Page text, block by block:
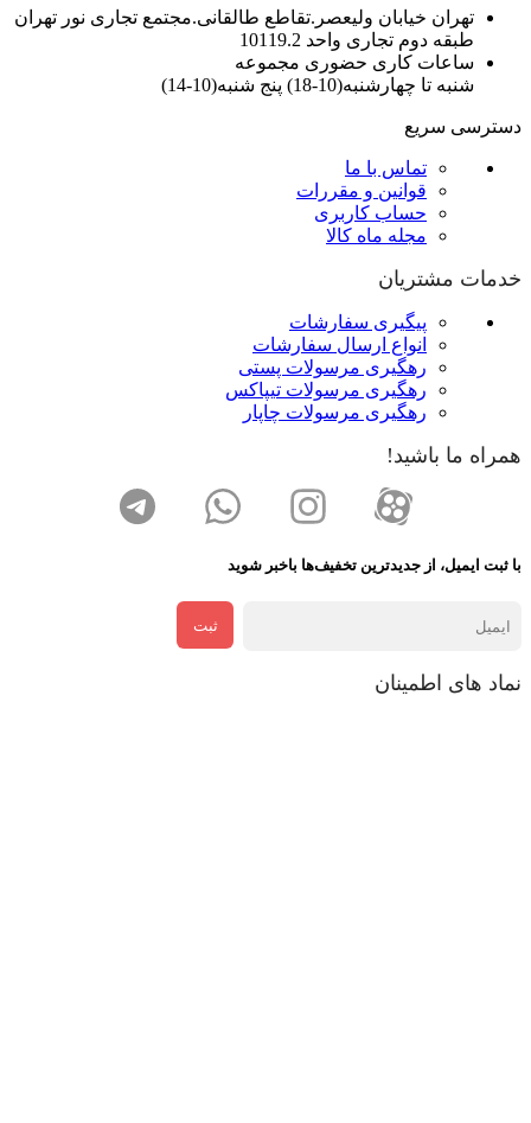
تهران خیابان ولیعصر.تقاطع طالقانی.مجتمع تجاری نور تهران
طبقه دوم تجاری واحد 10119.2
ساعات کاری حضوری مجموعه
شنبه تا چهارشنبه(10-18) پنج شنبه(10-14)
دسترسی سریع
تماس با ما
قوانین و مقررات
حساب کاربری
مجله ماه کالا
خدمات مشتریان
پیگیری سفارشات
انواع ارسال سفارشات
رهگیری مرسولات پستی
رهگیری مرسولات تیپاکس
رهگیری مرسولات چاپار
همراه ما باشید!
با ثبت ایمیل، از جدید‌ترین تخفیف‌ها با‌خبر شوید
ثبت
نماد های اطمینان